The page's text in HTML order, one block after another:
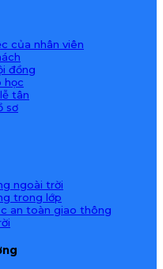
của nhân viên
đồng
học
tân
sơ
ngoài trời
trong lớp
an toàn giao thông